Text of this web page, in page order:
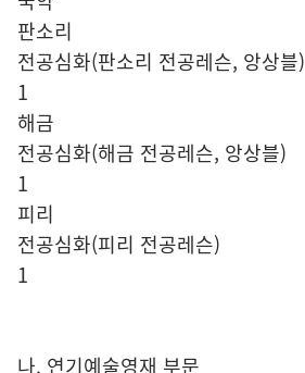
판소리
전공심화(판소리 전공레슨, 앙상블)
1
해금
전공심화(해금 전공레슨, 앙상블)
1
피리
전공심화(피리 전공레슨)
1
나. 연기예술영재 부문